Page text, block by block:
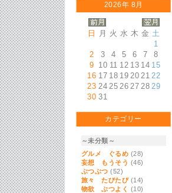
2026年 8月
日 月 火 水 木 金 土
1
2
3 4 5 6 7
8
9 10 11 12 13 14 15
16 17 18 19 20 21 22
23 24 25 26 27 28 29
30 31
カテゴリー
～未分類～
グルメ ぐるめ (28)
妄想 もうそう (46)
ぶつぶつ (52)
旅々 たびたび (14)
物欲 ぶつよく (10)